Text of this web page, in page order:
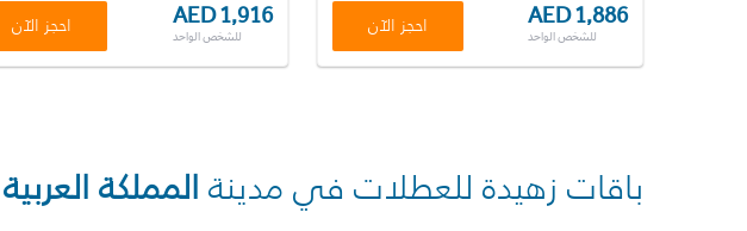
AED 1,886
للشخص الواحد احجز الآن AED 1,916
للشخص الواحد احجز الآن
باقات زهيدة للعطلات في مدينة المملكة